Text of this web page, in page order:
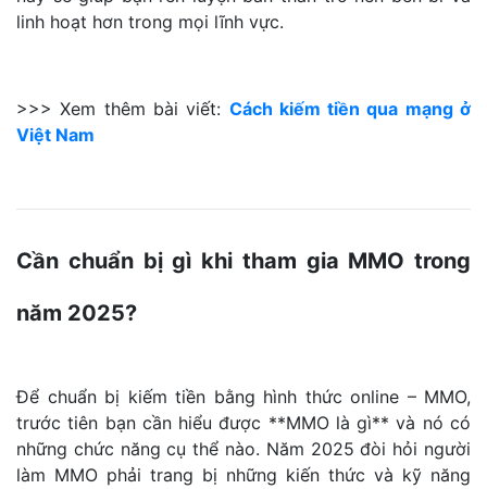
linh hoạt hơn trong mọi lĩnh vực.
>>> Xem thêm bài viết: Cách kiếm tiền qua mạng ở
Việt Nam
Cần chuẩn bị gì khi tham gia MMO trong
năm 2025?
Để chuẩn bị kiếm tiền bằng hình thức online – MMO,
trước tiên bạn cần hiểu được **MMO là gì** và nó có
những chức năng cụ thể nào. Năm 2025 đòi hỏi người
làm MMO phải trang bị những kiến thức và kỹ năng